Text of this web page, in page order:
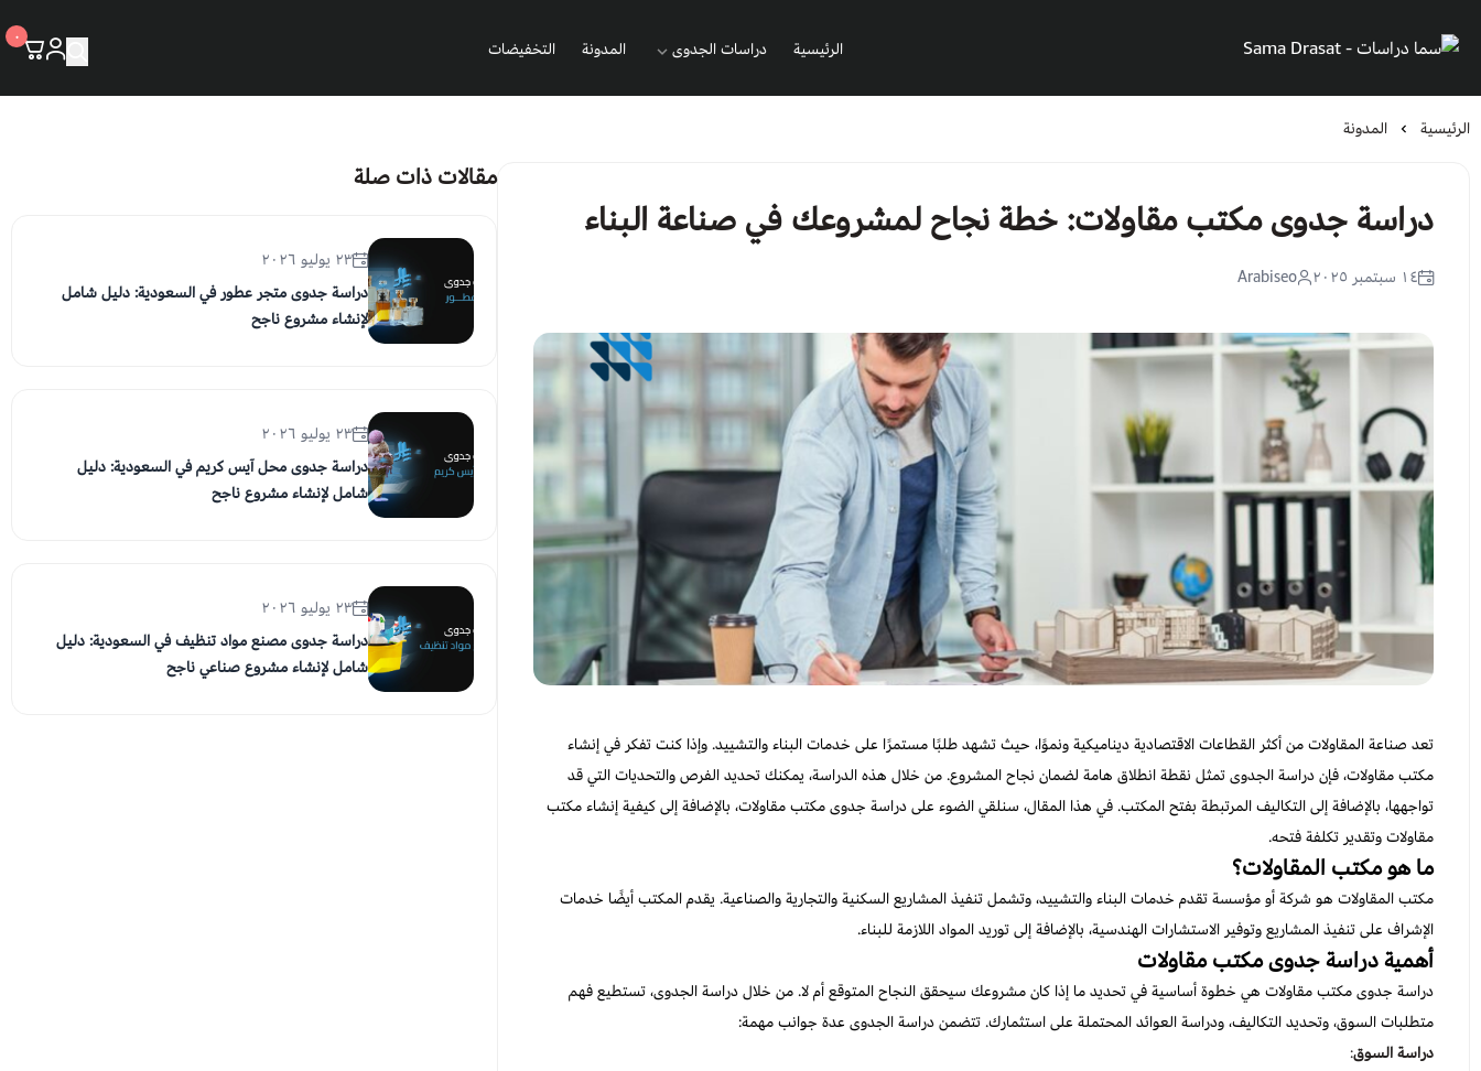
سما دراسات - Sama Drasat الرئيسية
دراسات الجدوى
المشاريع التجارية
المدونة التخفيضات
٠
الرئيسية المدونة
دراسة جدوى مكتب مقاولات: خطة نجاح لمشروعك في صناعة البناء
١٤ سبتمبر ٢٠٢٥ Arabiseo
تعد صناعة المقاولات من أكثر القطاعات الاقتصادية ديناميكية ونموًا، حيث تشهد طلبًا مستمرًا على خدمات البناء والتشييد. وإذا كنت تفكر في إنشاء
مكتب مقاولات، فإن دراسة الجدوى تمثل نقطة انطلاق هامة لضمان نجاح المشروع. من خلال هذه الدراسة، يمكنك تحديد الفرص والتحديات التي قد
تواجهها، بالإضافة إلى التكاليف المرتبطة بفتح المكتب. في هذا المقال، سنلقي الضوء على دراسة جدوى مكتب مقاولات، بالإضافة إلى كيفية إنشاء مكتب
مقاولات وتقدير تكلفة فتحه.
ما هو مكتب المقاولات؟
مكتب المقاولات هو شركة أو مؤسسة تقدم خدمات البناء والتشييد، وتشمل تنفيذ المشاريع السكنية والتجارية والصناعية. يقدم المكتب أيضًا خدمات
الإشراف على تنفيذ المشاريع وتوفير الاستشارات الهندسية، بالإضافة إلى توريد المواد اللازمة للبناء.
أهمية دراسة جدوى مكتب مقاولات
دراسة جدوى مكتب مقاولات هي خطوة أساسية في تحديد ما إذا كان مشروعك سيحقق النجاح المتوقع أم لا. من خلال دراسة الجدوى، تستطيع فهم
متطلبات السوق، وتحديد التكاليف، ودراسة العوائد المحتملة على استثمارك. تتضمن دراسة الجدوى عدة جوانب مهمة:
دراسة السوق:
مقالات ذات صلة
٢٣ يوليو ٢٠٢٦
دراسة جدوى متجر عطور في السعودية: دليل شامل
لإنشاء مشروع ناجح
٢٣ يوليو ٢٠٢٦
دراسة جدوى محل آيس كريم في السعودية: دليل
شامل لإنشاء مشروع ناجح
٢٣ يوليو ٢٠٢٦
دراسة جدوى مصنع مواد تنظيف في السعودية: دليل
شامل لإنشاء مشروع صناعي ناجح